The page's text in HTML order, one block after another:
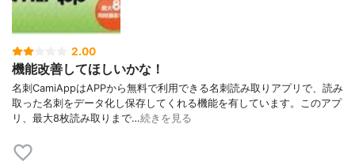
2.00
機能改善してほしいかな！
名刺CamiAppはAPPから無料で利用できる名刺読み取りアプリで、読み
取った名刺をデータ化し保存してくれる機能を有しています。このアプ
リ、最大8枚読み取りまで…続きを見る